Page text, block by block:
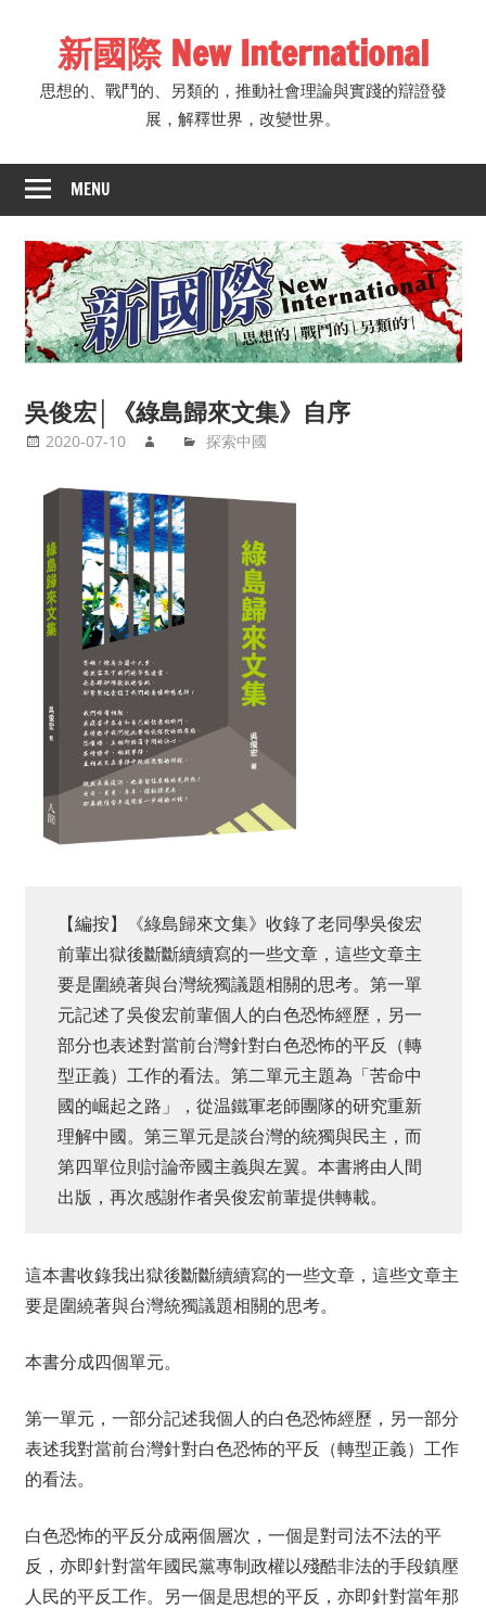
新國際 New International
思想的、戰鬥的、另類的，推動社會理論與實踐的辯證發
展，解釋世界，改變世界。
MENU
吳俊宏│《綠島歸來文集》自序
2020-07-10 探索中國
【編按】《綠島歸來文集》收錄了老同學吳俊宏
前輩出獄後斷斷續續寫的一些文章，這些文章主
要是圍繞著與台灣統獨議題相關的思考。第一單
元記述了吳俊宏前輩個人的白色恐怖經歷，另一
部分也表述對當前台灣針對白色恐怖的平反（轉
型正義）工作的看法。第二單元主題為「苦命中
國的崛起之路」，從温鐵軍老師團隊的研究重新
理解中國。第三單元是談台灣的統獨與民主，而
第四單位則討論帝國主義與左翼。本書將由人間
出版，再次感謝作者吳俊宏前輩提供轉載。
這本書收錄我出獄後斷斷續續寫的一些文章，這些文章主
要是圍繞著與台灣統獨議題相關的思考。
本書分成四個單元。
第一單元，一部分記述我個人的白色恐怖經歷，另一部分
表述我對當前台灣針對白色恐怖的平反（轉型正義）工作
的看法。
白色恐怖的平反分成兩個層次，一個是對司法不法的平
反，亦即針對當年國民黨專制政權以殘酷非法的手段鎮壓
人民的平反工作。另一個是思想的平反，亦即針對當年那